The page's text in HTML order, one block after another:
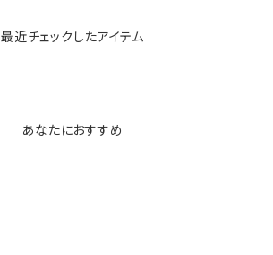
最近チェックしたアイテム
あなたにおすすめ